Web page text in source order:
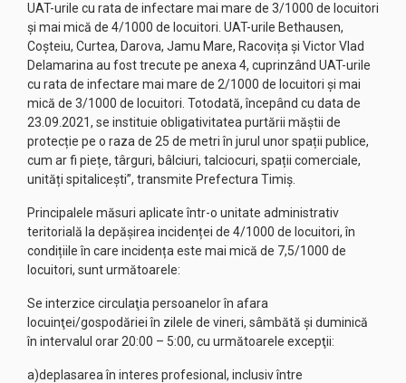
UAT-urile cu rata de infectare mai mare de 3/1000 de locuitori
și mai mică de 4/1000 de locuitori. UAT-urile Bethausen,
Coșteiu, Curtea, Darova, Jamu Mare, Racovița și Victor Vlad
Delamarina au fost trecute pe anexa 4, cuprinzând UAT-urile
cu rata de infectare mai mare de 2/1000 de locuitori și mai
mică de 3/1000 de locuitori. Totodată, începând cu data de
23.09.2021, se instituie obligativitatea purtării măștii de
protecție pe o raza de 25 de metri în jurul unor spații publice,
cum ar fi piețe, târguri, bâlciuri, talciocuri, spații comerciale,
unități spitalicești”, transmite Prefectura Timiș.
Principalele măsuri aplicate într-o unitate administrativ
teritorială la depășirea incidenței de 4/1000 de locuitori, în
condițiile în care incidența este mai mică de 7,5/1000 de
locuitori, sunt următoarele:
Se interzice circulaţia persoanelor în afara
locuinţei/gospodăriei în zilele de vineri, sâmbătă şi duminică
în intervalul orar 20:00 – 5:00, cu următoarele excepţii:
a)deplasarea în interes profesional, inclusiv între